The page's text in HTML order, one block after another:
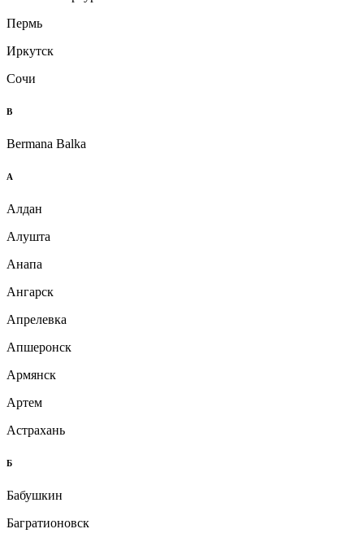
Пермь
Иркутск
Сочи
B
Bermana Balka
А
Алдан
Алушта
Анапа
Ангарск
Апрелевка
Апшеронск
Армянск
Артем
Астрахань
Б
Бабушкин
Багратионовск